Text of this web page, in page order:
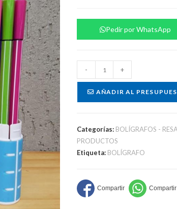
Pedir por WhatsApp
marcadores
cantidad
- +
AÑADIR AL
Categorías: BOLÍGRAFOS -
PRODUCTOS
Etiqueta: BOLÍGRAFO